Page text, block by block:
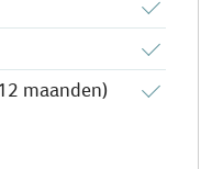
maanden)